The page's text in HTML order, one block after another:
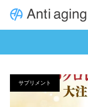
サプリメント